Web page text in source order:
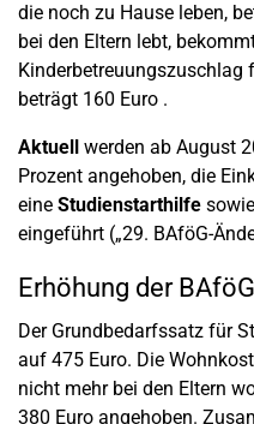
die noch zu Hause leben,
bei den Eltern lebt,
Kinderbetreuungszuschlag
beträgt 160 Euro .
Aktuell werden ab August
Prozent angehoben, die
eine Studienstarthilfe
eingeführt („29. BAföG-
Erhöhung der
Der Grundbedarfssatz für
auf 475 Euro. Die
nicht mehr bei den Eltern
380 Euro angehoben.